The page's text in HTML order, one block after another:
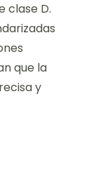
clase D.
que la
y